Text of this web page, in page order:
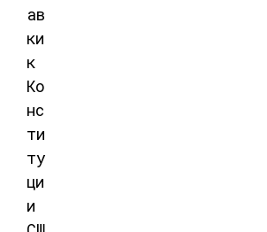
ав
ки
к
Ко
нс
ти
ту
ци
и